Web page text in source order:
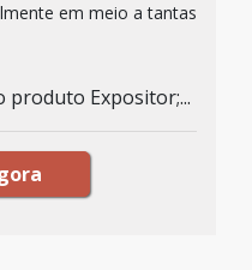
em meio a tantas
produto Expositor;...